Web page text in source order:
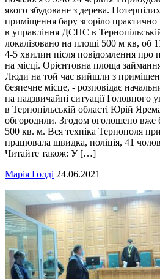
якого збудоване з дерева.
приміщення бару згоріло
в управління ДСНС в
локалізовано на площі 500 м кв, об
4-5 хвилин після повідомлення про
на місці. Орієнтовна площа
Люди на той час вийшли з
безпечне місце, - розповідає
на надзвичайні ситуації
в Тернопільській області Юрій
обгородили. Згодом оголошено вже
500 кв. м. Вся техніка Тернополя
працювала швидка, поліція, 41
Читайте також: У […]
Марія Голді 24.06.2021